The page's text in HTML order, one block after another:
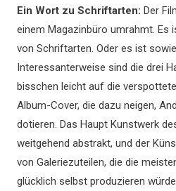
Ein Wort zu Schriftarten: Der
einem Magazinbüro umrahmt. Es
von Schriftarten. Oder es ist
Interessanterweise sind die drei
bisschen leicht auf die
Album-Cover, die dazu neigen,
dotieren. Das Haupt Kunstwerk
weitgehend abstrakt, und der
von Galeriezuteilen, die die
glücklich selbst produzieren